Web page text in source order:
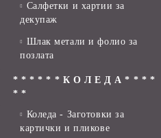
Салфетки и хартии за
декупаж
Шлак метали и фолио за
позлата
* * * * * * К О Л Е Д А * * * *
* *
Коледа - Заготовки за
картички и пликове